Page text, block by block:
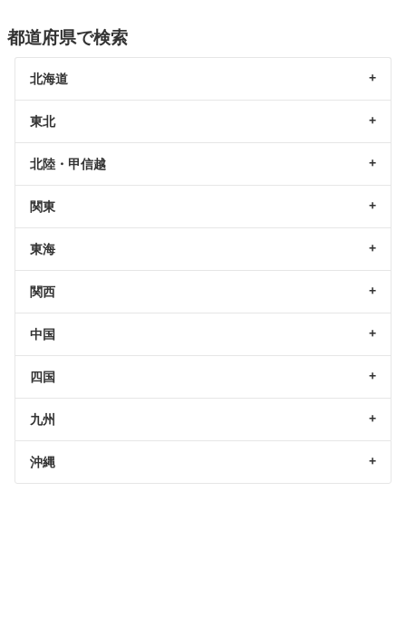
都道府県で検索
北海道
東北
北陸・甲信越
関東
東海
関西
中国
四国
九州
沖縄